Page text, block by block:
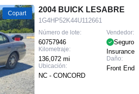
Copart 2004 BUICK LESABRE
1G4HP52K44U112661
Número de lote:
60757946
Kilometraje:
136,072 mi
Ubicación:
NC - CONCORD
Vendedor:
Seguro
Insurance
Daño:
Front End